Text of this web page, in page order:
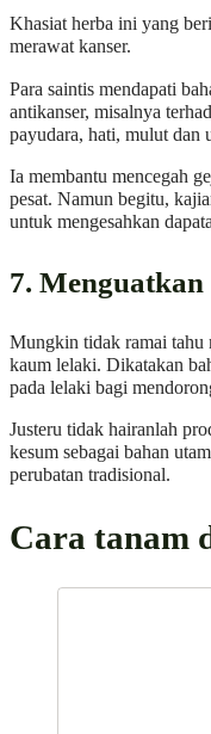
Khasiat herba ini yang
merawat kanser.
Para saintis mendapati
antikanser, misalnya
payudara, hati, mulut dan
Ia membantu mencegah
pesat. Namun begitu,
untuk mengesahkan
7.
Mungkin tidak ramai tahu
kaum lelaki. Dikatakan
pada lelaki bagi
Justeru tidak hairanlah
kesum sebagai bahan
perubatan tradisional.
Cara tanam